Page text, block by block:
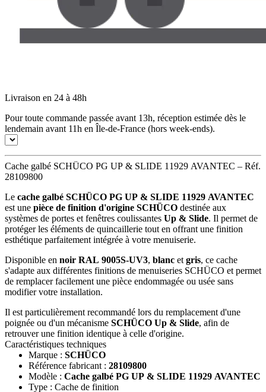
Livraison en 24 à 48h
Pour toute commande passée avant 13h, réception estimée dès le
lendemain avant 11h en Île-de-France (hors week-ends).
Cache galbé SCHÜCO PG UP & SLIDE 11929 AVANTEC – Réf.
28109800
Le cache galbé SCHÜCO PG UP & SLIDE 11929 AVANTEC
est une pièce de finition d'origine SCHÜCO destinée aux
systèmes de portes et fenêtres coulissantes Up & Slide. Il permet de
protéger les éléments de quincaillerie tout en offrant une finition
esthétique parfaitement intégrée à votre menuiserie.
Disponible en noir RAL 9005S-UV3, blanc et gris, ce cache
s'adapte aux différentes finitions de menuiseries SCHÜCO et permet
de remplacer facilement une pièce endommagée ou usée sans
modifier votre installation.
Il est particulièrement recommandé lors du remplacement d'une
poignée ou d'un mécanisme SCHÜCO Up & Slide, afin de
retrouver une finition identique à celle d'origine.
Caractéristiques techniques
Marque : SCHÜCO
Référence fabricant : 28109800
Modèle : Cache galbé PG UP & SLIDE 11929 AVANTEC
Type : Cache de finition